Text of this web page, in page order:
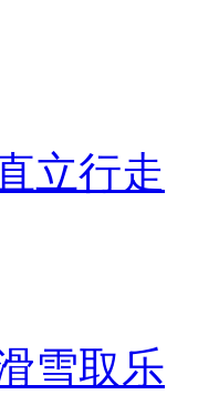
立行走
雪取乐